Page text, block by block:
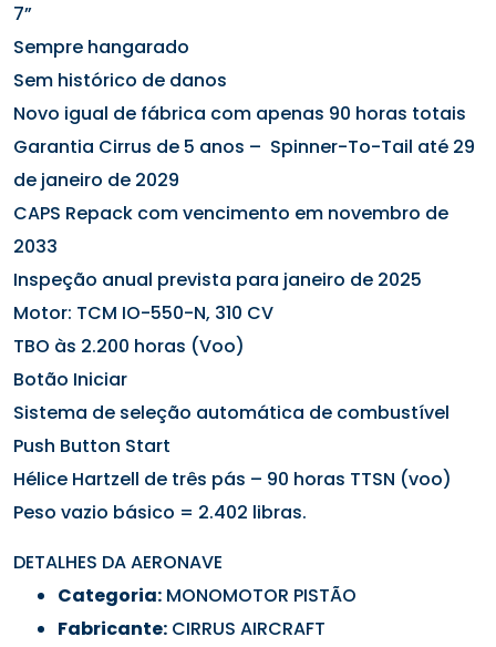
7”
Sempre hangarado
Sem histórico de danos
Novo igual de fábrica com apenas 90 horas totais
Garantia Cirrus de 5 anos – Spinner-To-Tail até 29
de janeiro de 2029
CAPS Repack com vencimento em novembro de
2033
Inspeção anual prevista para janeiro de 2025
Motor: TCM IO-550-N, 310 CV
TBO às 2.200 horas (Voo)
Botão Iniciar
Sistema de seleção automática de combustível
Push Button Start
Hélice Hartzell de três pás – 90 horas TTSN (voo)
Peso vazio básico = 2.402 libras.
DETALHES DA AERONAVE
Categoria: MONOMOTOR PISTÃO
Fabricante: CIRRUS AIRCRAFT